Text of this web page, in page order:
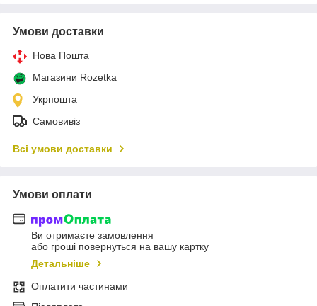
Умови доставки
Нова Пошта
Магазини Rozetka
Укрпошта
Самовивіз
Всі умови доставки
Умови оплати
Ви отримаєте замовлення
або гроші повернуться на вашу картку
Детальніше
Оплатити частинами